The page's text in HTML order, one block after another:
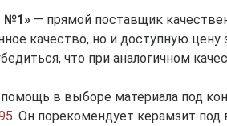
№1» — прямой поставщик
качество, но и доступную
что при аналогичном
в выборе материала под
. Он порекомендует керамзит под